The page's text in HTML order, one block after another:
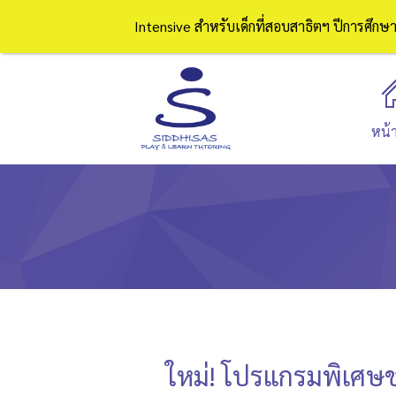
หน้
ใหม่! โปรแกรมพิเศ
Intensive สำหรับเด็กที่สอบสาธิตฯ ปีการศึกษ